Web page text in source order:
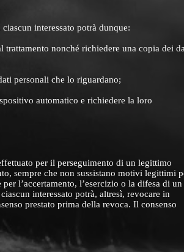
interessato potrà dunque:
trattamento nonché richiedere una copia dei
personali che lo riguardano;
automatico e richiedere la loro
per il perseguimento di un legittimo
sempre che non sussistano motivi legittimi
l’accertamento, l’esercizio o la difesa di un
interessato potrà, altresì, revocare in
prestato prima della revoca. Il consenso